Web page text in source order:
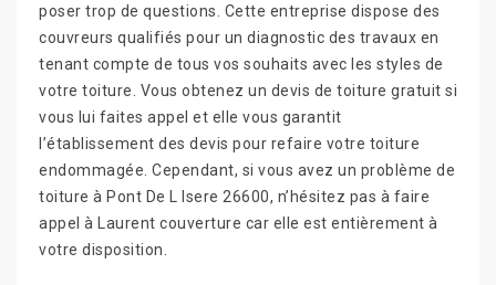
poser trop de questions. Cette entreprise dispose des
couvreurs qualifiés pour un diagnostic des travaux en
tenant compte de tous vos souhaits avec les styles de
votre toiture. Vous obtenez un devis de toiture gratuit si
vous lui faites appel et elle vous garantit
l’établissement des devis pour refaire votre toiture
endommagée. Cependant, si vous avez un problème de
toiture à Pont De L Isere 26600, n’hésitez pas à faire
appel à Laurent couverture car elle est entièrement à
votre disposition.